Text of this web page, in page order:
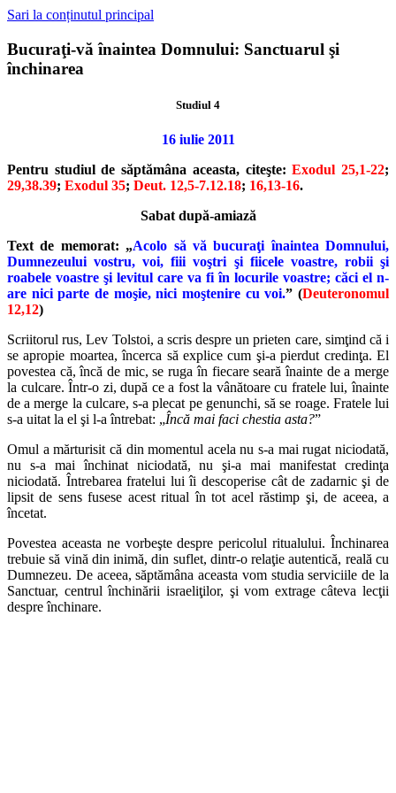
Sari la conținutul principal
Bucuraţi-vă înaintea Domnului: Sanctuarul şi
închinarea
Studiul 4
16 iulie 2011
Pentru studiul de săptămâna aceasta, citeşte:Exodul 25,1-22;
29,38.39; Exodul 35; Deut. 12,5-7.12.18; 16,13-16.
Sabat după-amiază
Text de memorat: „Acolo să vă bucuraţi înaintea Domnului,
Dumnezeului vostru, voi, fiii voştri şi fiicele voastre, robii şi
roabele voastre şi levitul care va fi în locurile voastre; căci el n-
are nici parte de moşie, nici moştenire cu voi.” (Deuteronomul
12,12)
Scriitorul rus, Lev Tolstoi, a scris despre un prieten care, simţind că i
se apropie moartea, încerca să explice cum şi-a pierdut credinţa. El
povestea că, încă de mic, se ruga în fiecare seară înainte de a merge
la culcare. Într-o zi, după ce a fost la vânătoare cu fratele lui, înainte
de a merge la culcare, s-a plecat pe genunchi, să se roage. Fratele lui
s-a uitat la el şi l-a întrebat: „Încă mai faci chestia asta?”
Omul a mărturisit că din momentul acela nu s-a mai rugat niciodată,
nu s-a mai închinat niciodată, nu şi-a mai manifestat credinţa
niciodată. Întrebarea fratelui lui îi descoperise cât de zadarnic şi de
lipsit de sens fusese acest ritual în tot acel răstimp şi, de aceea, a
încetat.
Povestea aceasta ne vorbeşte despre pericolul ritualului. Închinarea
trebuie să vină din inimă, din suflet, dintr-o relaţie autentică, reală cu
Dumnezeu. De aceea, săptămâna aceasta vom studia serviciile de la
Sanctuar, centrul închinării israeliţilor, şi vom extrage câteva lecţii
despre închinare.